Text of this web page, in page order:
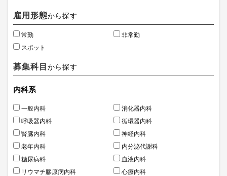
雇用形態から探す
常勤
非常勤
スポット
募集科目 から探す
内科系
一般内科
消化器内科
呼吸器内科
循環器内科
腎臓内科
神経内科
老年内科
内分泌代謝科
糖尿病科
血液内科
リウマチ膠原病内科
心療内科